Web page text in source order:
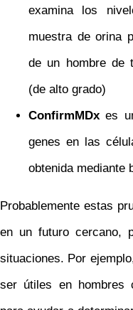
examina los
muestra de orina
de un hombre de
(de alto grado)
ConfirmMDx es
genes en las
obtenida mediante
Probablemente estas
en un futuro cercano,
situaciones. Por
ser útiles en hombres